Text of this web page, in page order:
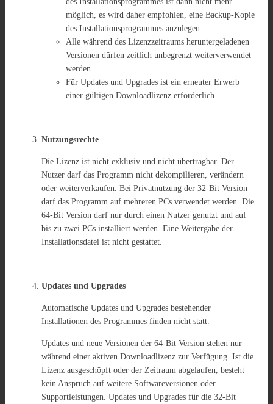
möglich, es wird daher empfohlen, eine Backup-Kopie
des Installationsprogrammes anzulegen.
Alle während des Lizenzzeitraums heruntergeladenen
Versionen dürfen zeitlich unbegrenzt weiterverwendet
werden.
Für Updates und Upgrades ist ein erneuter Erwerb
einer gültigen Downloadlizenz erforderlich.
Nutzungsrechte
Die Lizenz ist nicht exklusiv und nicht übertragbar. Der
Nutzer darf das Programm nicht dekompilieren, verändern
oder weiterverkaufen. Bei Privatnutzung der 32-Bit Version
darf das Programm auf mehreren PCs verwendet werden. Die
64-Bit Version darf nur durch einen Nutzer genutzt und auf
bis zu zwei PCs installiert werden. Eine Weitergabe der
Installationsdatei ist nicht gestattet.
Updates und Upgrades
Automatische Updates und Upgrades bestehender
Installationen des Programmes finden nicht statt.
Updates und neue Versionen der 64-Bit Version stehen nur
während einer aktiven Downloadlizenz zur Verfügung. Ist die
Lizenz ausgeschöpft oder der Zeitraum abgelaufen, besteht
kein Anspruch auf weitere Softwareversionen oder
Supportleistungen. Updates und Upgrades für die 32-Bit